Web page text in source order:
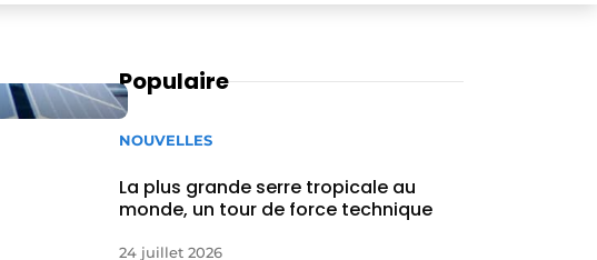
Populaire
NOUVELLES
La plus grande serre tropicale au
monde, un tour de force technique
24 juillet 2026